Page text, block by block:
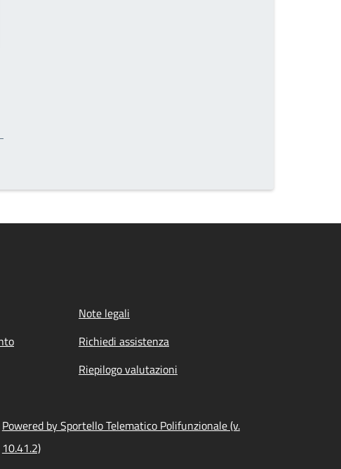
il numero della pagina a cui andare
Note legali
Richiedi assistenza
Riepilogo valutazioni
Powered by Sportello Telematico Polifunzionale (v.
10.41.2)